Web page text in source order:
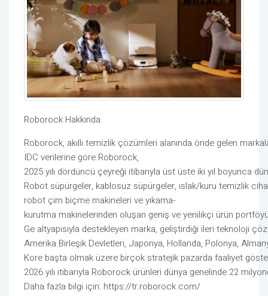
Roborock Hakkında
Roborock, akıllı temizlik çözümleri alanında önde gelen
IDC verilerine göre Roborock,
2025yılı dördüncü çeyreği itibarıyla üst üste ikiyıl boyunca
Robotsüpürgeler, kablosuzsüpürgeler, ıslak/kuru temizlik
robot çim biçme makineleriveyıkama-
kurutma makinelerinden oluşan geniş veyenilikçi ürün
Ge altyapısıyla destekleyen marka, geliştirdiği ileriteknoloji
Amerika Birleşik Devletleri, Japonya, Hollanda, Polonya,
Kore başta olmak üzere birçokstratejik pazarda faaliyet
2026yılı itibarıyla Roborock ürünleri dünya genelinde 22
Daha fazla bilgi için: https://tr.roborock.com/